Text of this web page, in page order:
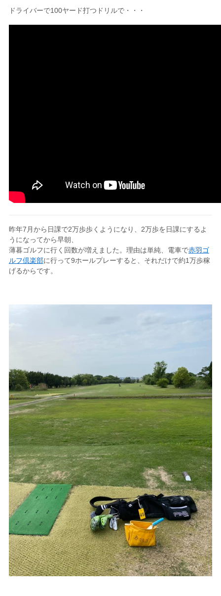
ドライバーで100ヤード打つドリルで・・・
昨年7月から日課で2万歩歩くようになり、2万歩を日課にするよ
うになってから早朝、
薄暮ゴルフに行く回数が増えました。理由は単純、電車で赤羽ゴ
ルフ倶楽部に行って9ホールプレーすると、それだけで約1万歩稼
げるからです。